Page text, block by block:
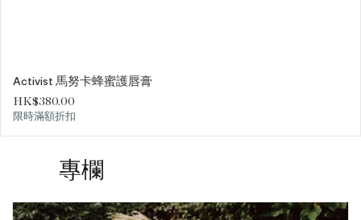
專欄
Activist 馬努卡蜂蜜護唇膏
價格
HK$380.00
限時滿額折扣